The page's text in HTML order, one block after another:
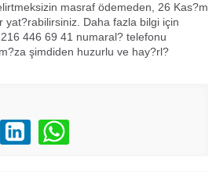
masraf ödemeden, 26 Kas?m
yat?rabilirsiniz. Daha fazla bilgi için
446 69 41 numaral? telefonu
şimdiden huzurlu ve hay?rl?